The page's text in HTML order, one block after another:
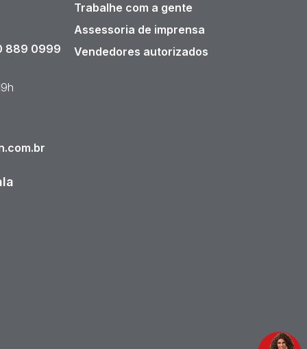
889 0999
Trabalhe com a gente
Assessoria de imprensa
Vendedores autorizados